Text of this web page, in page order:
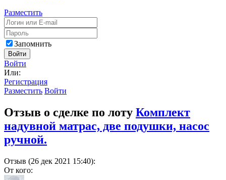
Разместить
Запомнить
Войти
Войти
Или:
Регистрация
Разместить Войти
Отзыв о сделке по лоту Комплект
надувной матрас, две подушки, насос
ручной.
Отзыв (26 дек 2021 15:40):
От кого: